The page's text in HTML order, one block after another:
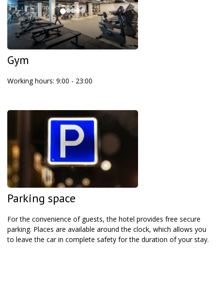
Gym
Working hours: 9:00 - 23:00
Parking space
For the convenience of guests, the hotel provides free secure
parking. Places are available around the clock, which allows you
to leave the car in complete safety for the duration of your stay.